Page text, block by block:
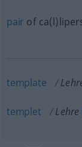
pair of
template
templet Lehre